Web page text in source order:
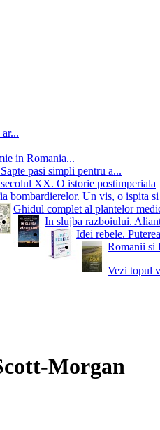
in Romania...
pasi simpli pentru a...
XX. O istorie postimperiala
bombardierelor. Un vis, o ispita si
Ghidul complet al plantelor
In slujba razboiului.
Idei rebele.
Romanii si
Vezi topul
Morgan